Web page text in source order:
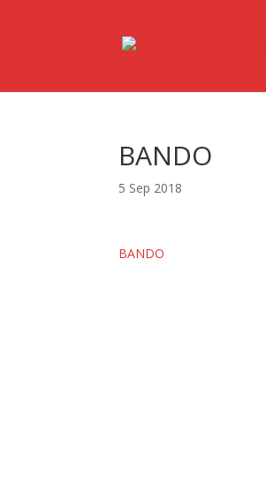
BANDO
5 Sep 2018
BANDO